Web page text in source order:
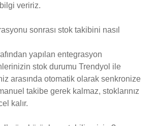
veririz.
sonrası stok takibini nasıl
yapılan entegrasyon
stok durumu Trendyol ile
arasında otomatik olarak senkronize
takibe gerek kalmaz, stoklarınız
kalır.